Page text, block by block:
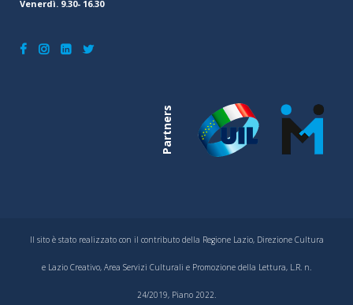
Venerdì. 9.30- 16.30
Partners
Il sito è stato realizzato con il contributo della Regione Lazio, Direzione Cultura
e Lazio Creativo, Area Servizi Culturali e Promozione della Lettura, L.R. n.
24/2019, Piano 2022.